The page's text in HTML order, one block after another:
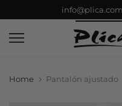
Home Pantalón ajustado